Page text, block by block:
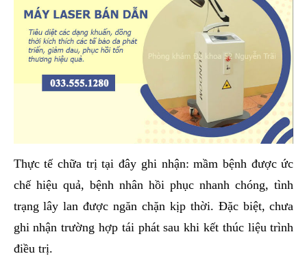
Thực tế chữa trị tại đây ghi nhận: mầm bệnh được ức
chế hiệu quả, bệnh nhân hồi phục nhanh chóng, tình
trạng lây lan được ngăn chặn kịp thời. Đặc biệt, chưa
ghi nhận trường hợp tái phát sau khi kết thúc liệu trình
điều trị.